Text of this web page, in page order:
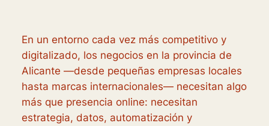
En un entorno cada vez más competitivo y
digitalizado, los negocios en la provincia de
Alicante —desde pequeñas empresas locales
hasta marcas internacionales— necesitan algo
más que presencia online: necesitan
estrategia, datos, automatización y